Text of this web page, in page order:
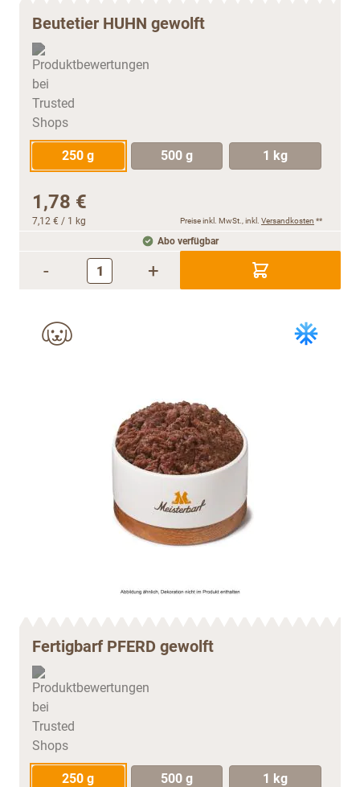
Beutetier HUHN gewolft
250 g 500 g 1 kg
1,78 €
7,12 € / 1 kg Preise inkl. MwSt., inkl. Versandkosten **
Abo verfügbar
- +
Fertigbarf PFERD gewolft
250 g 500 g 1 kg